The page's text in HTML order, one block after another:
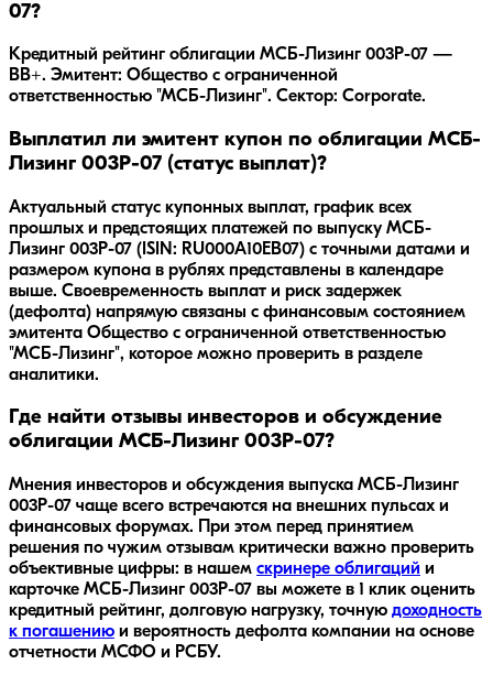
07?
Кредитный рейтинг облигации МСБ-Лизинг 003P-07 —
BB+. Эмитент: Общество с ограниченной
ответственностью "МСБ-Лизинг". Сектор: Corporate.
Выплатил ли эмитент купон по облигации МСБ-
Лизинг 003P-07 (статус выплат)?
Актуальный статус купонных выплат, график всех
прошлых и предстоящих платежей по выпуску МСБ-
Лизинг 003P-07 (ISIN: RU000A10EB07) с точными датами и
размером купона в рублях представлены в календаре
выше. Своевременность выплат и риск задержек
(дефолта) напрямую связаны с финансовым состоянием
эмитента Общество с ограниченной ответственностью
"МСБ-Лизинг", которое можно проверить в разделе
аналитики.
Где найти отзывы инвесторов и обсуждение
облигации МСБ-Лизинг 003P-07?
Мнения инвесторов и обсуждения выпуска МСБ-Лизинг
003P-07 чаще всего встречаются на внешних пульсах и
финансовых форумах. При этом перед принятием
решения по чужим отзывам критически важно проверить
объективные цифры: в нашем скринере облигаций и
карточке МСБ-Лизинг 003P-07 вы можете в 1 клик оценить
кредитный рейтинг, долговую нагрузку, точную доходность
к погашению и вероятность дефолта компании на основе
отчетности МСФО и РСБУ.